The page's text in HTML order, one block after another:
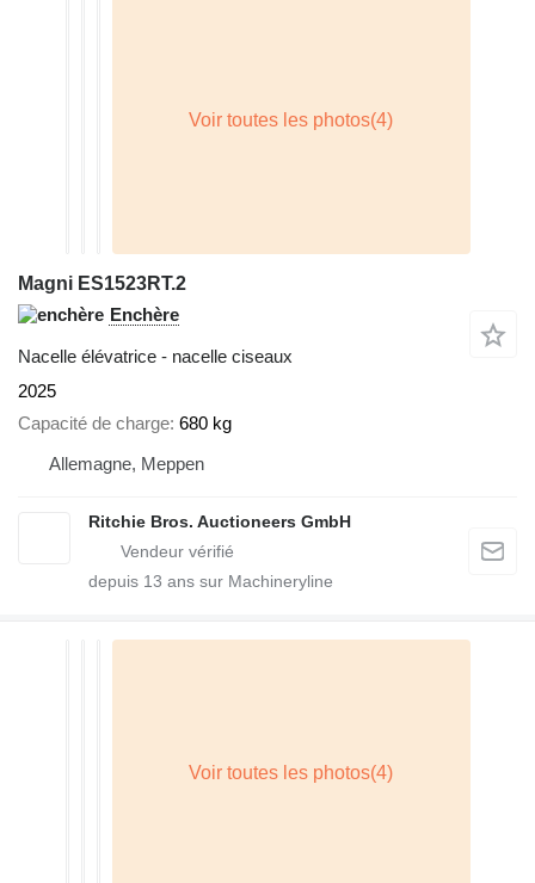
Magni ES1523RT.2
Enchère
Nacelle élévatrice - nacelle ciseaux
2025
Capacité de charge 680 kg
Allemagne, Meppen
Ritchie Bros. Auctioneers GmbH
depuis 13 ans sur Machineryline